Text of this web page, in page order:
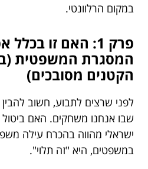
במקום הרלוונטי.
פרק 1: האם זו
המסגרת המשפטית
הקטנים מסובכים)
לפני שרצים לתבוע, חשוב
שבו אנחנו משחקים. האם
ישראלי מהווה בהכרח עילה
במשפטים, היא "זה תלוי".